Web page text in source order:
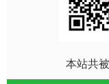
本站共